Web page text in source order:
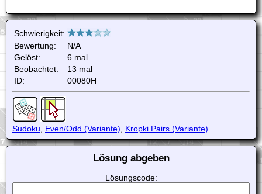
Schwierigkeit:
Bewertung:
N/A
Gelöst:
6 mal
Beobachtet:
13 mal
ID:
00080H
Sudoku Even/Odd (Variante) Kropki Pairs (Variante)
Lösung abgeben
Lösungscode: